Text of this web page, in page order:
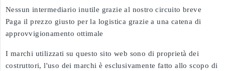
Nessun intermediario inutile grazie al nostro circuito breve
Paga il prezzo giusto per la logistica grazie a una catena di
approvvigionamento ottimale
I marchi utilizzati su questo sito web sono di proprietà dei
costruttori, l'uso dei marchi è esclusivamente fatto allo scopo di